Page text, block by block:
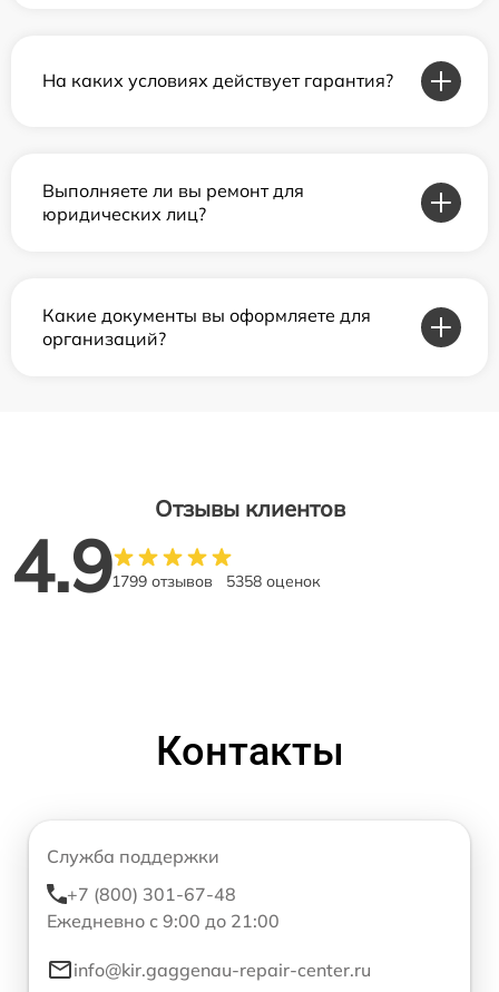
На каких условиях действует гарантия?
Выполняете ли вы ремонт для
юридических лиц?
Какие документы вы оформляете для
организаций?
Отзывы клиентов
4.91799 отзывов 5358 оценок
Контакты
Служба поддержки
+7 (800) 301-67-48
Ежедневно с 9:00 до 21:00
info@kir.gaggenau-repair-center.ru